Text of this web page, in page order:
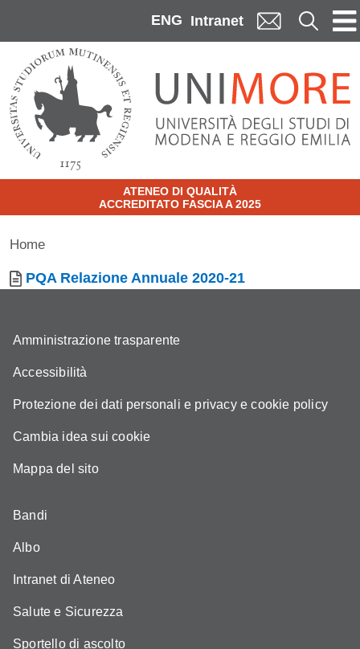
ENG Intranet Cerca
ATENEO DI QUALITÀ
ACCREDITATO FASCIA A 2025
Home
Documento
PQA Relazione Annuale 2020-21
Amministrazione trasparente
Accessibilità
Protezione dei dati personali e privacy e cookie policy
Cambia idea sui cookie
Mappa del sito
Bandi
Albo
Intranet di Ateneo
Salute e Sicurezza
Sportello di ascolto